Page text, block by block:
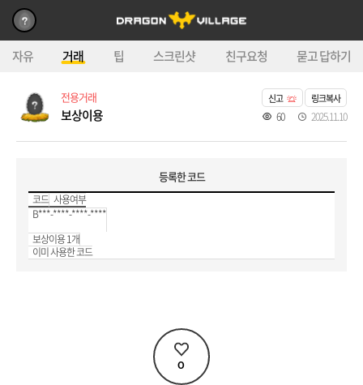
자유 거래 팁 스크린샷 친구요청 묻고 답하기
전용거래
보상이용
신고 링크복사
60 2025.11.10
등록한 코드
코드 사용여부
B***-****-****-****
보상이용 1개
이미 사용한 코드
0